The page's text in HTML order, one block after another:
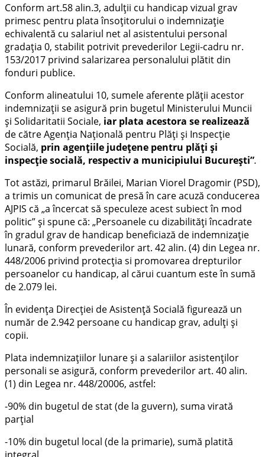
Conform art.58 alin.3, adulții cu handicap vizual grav
primesc pentru plata însoţitorului o indemnizaţie
echivalentă cu salariul net al asistentului personal
gradaţia 0, stabilit potrivit prevederilor Legii-cadru nr.
153/2017 privind salarizarea personalului plătit din
fonduri publice.
Conform alineatului 10, sumele aferente plății acestor
indemnizații se asigură prin bugetul Ministerului Muncii
şi Solidaritatii Sociale, iar plata acestora se realizează
de către Agenţia Naţională pentru Plăţi şi Inspecţie
Socială, prin agenţiile judeţene pentru plăţi şi
inspecţie socială, respectiv a municipiului Bucureşti”.
Tot astăzi, primarul Brăilei, Marian Viorel Dragomir (PSD),
a trimis un comunicat de presă în care acuză conducerea
AJPIS că „a încercat să speculeze acest subiect în mod
politic” și spune că: „Persoanele cu dizabilități încadrate
în gradul grav de handicap beneficiază de indemnizație
lunară, conform prevederilor art. 42 alin. (4) din Legea nr.
448/2006 privind protecția si promovarea drepturilor
persoanelor cu handicap, al cărui cuantum este în sumă
de 2.079 lei.
În evidența Direcției de Asistență Socială figurează un
număr de 2.942 persoane cu handicap grav, adulți și
copii.
Plata indemnizațiilor lunare și a salariilor asistenților
personali se asigură, conform prevederilor art. 40 alin.
(1) din Legea nr. 448/20006, astfel:
-90% din bugetul de stat (de la guvern), suma virată
parțial
-10% din bugetul local (de la primarie), sumă platită